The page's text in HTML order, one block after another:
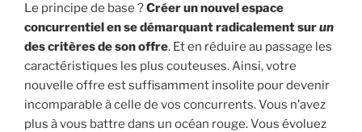
Le principe de base ?Créer un nouvel espace
concurrentiel en se démarquant radicalement surun
des critères de son offre. Et en réduire au passage les
caractéristiques les plus couteuses. Ainsi, votre
nouvelle offre est suffisamment insolite pour devenir
incomparable à celle de vos concurrents. Vous n’avez
plus à vous battre dans un océan rouge. Vous évoluez